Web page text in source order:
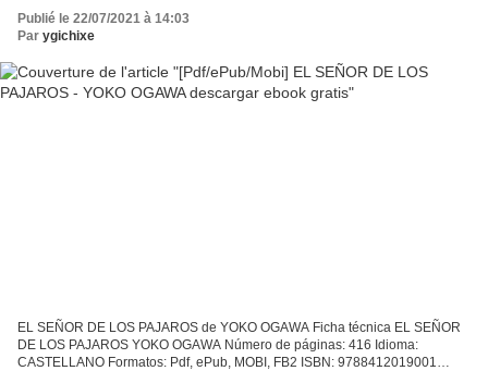
Publié le 22/07/2021 à 14:03
Par ygichixe
EL SEÑOR DE LOS PAJAROS de YOKO OGAWA Ficha técnica EL SEÑOR
DE LOS PAJAROS YOKO OGAWA Número de páginas: 416 Idioma:
CASTELLANO Formatos: Pdf, ePub, MOBI, FB2 ISBN: 9788412019001